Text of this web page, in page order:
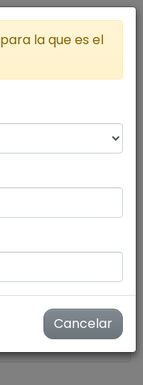
0
$ 0.00
la que es el
Cancelar